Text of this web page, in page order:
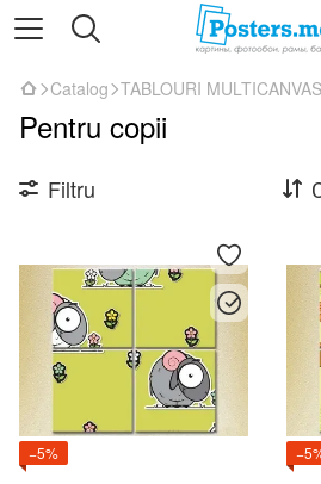
Catalog TABLOURI MULTICANVAS
Pentru copii
Filtru
−5%